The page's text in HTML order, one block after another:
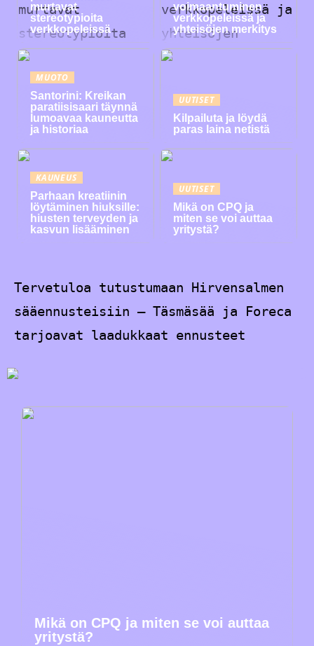
murtavat
stereotypioita
verkkopeleissä
voimaantuminen
verkkopeleissä ja
yhteisöjen merkitys
MUOTO
Santorini: Kreikan
paratiisisaari täynnä
lumoavaa kauneutta
ja historiaa
UUTISET
Kilpailuta ja löydä
paras laina netistä
KAUNEUS
Parhaan kreatiinin
löytäminen hiuksille:
hiusten terveyden ja
kasvun lisääminen
UUTISET
Mikä on CPQ ja
miten se voi auttaa
yritystä?
Tervetuloa tutustumaan Hirvensalmen
sääennusteisiin – Täsmäsää ja Foreca
tarjoavat laadukkaat ennusteet
Mikä on CPQ ja miten se voi auttaa
yritystä?